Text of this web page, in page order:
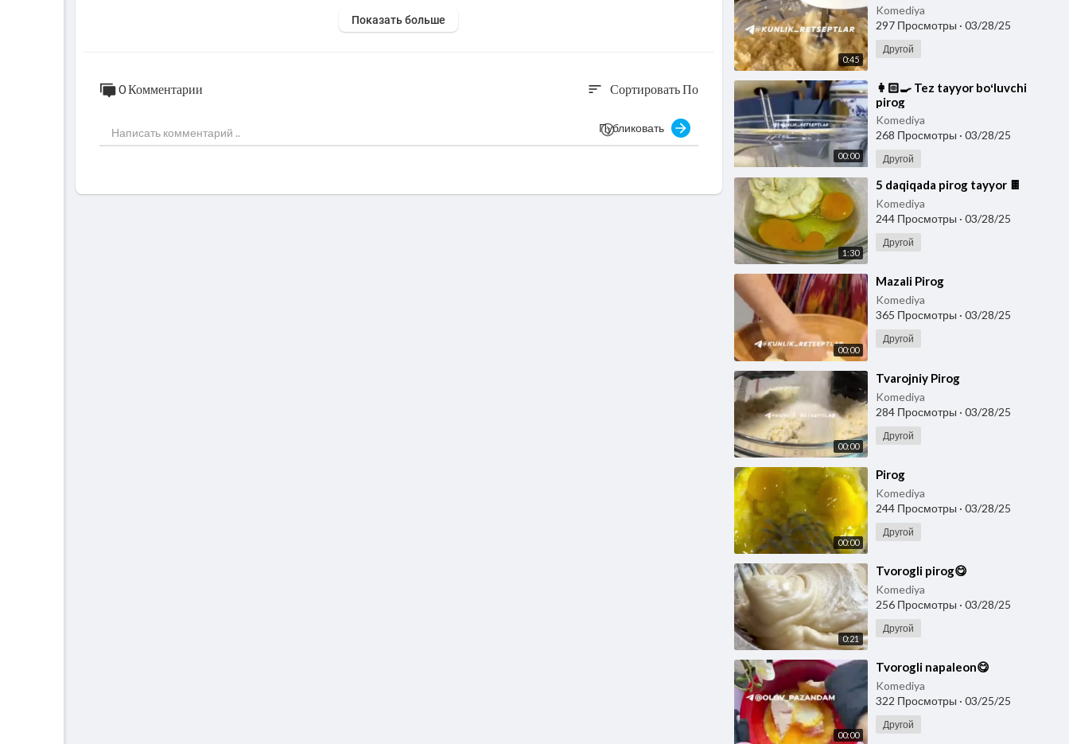
0:45
Komediya
297 Просмотры · 03/28/25
Другой
00:00
⁣👩🏻‍🍳 Tez tayyor boʻluvchi
pirog
Komediya
268 Просмотры · 03/28/25
Другой
1:30
⁣5 daqiqada pirog tayyor 🍫
Komediya
244 Просмотры · 03/28/25
Другой
00:00
⁣Mazali Pirog
Komediya
365 Просмотры · 03/28/25
Другой
00:00
⁣Tvarojniy Pirog
Komediya
284 Просмотры · 03/28/25
Другой
00:00
⁣Pirog
Komediya
244 Просмотры · 03/28/25
Другой
0:21
⁣Tvorogli pirog😋
Komediya
256 Просмотры · 03/28/25
Другой
00:00
⁣Tvorogli napaleon😋
Komediya
322 Просмотры · 03/25/25
Другой
•Tvorog 200 gr
Показать больше
0 Комментарии sort Сортировать По
Публиковать